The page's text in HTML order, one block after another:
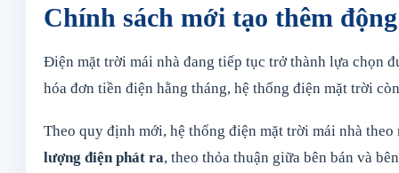
Chính sách mới tạo thêm
Điện mặt trời mái nhà đang tiếp tục trở thành lựa chọn
hóa đơn tiền điện hằng tháng, hệ thống điện mặt trời
Theo quy định mới, hệ thống điện mặt trời mái nhà
lượng điện phát ra, theo thỏa thuận giữa bên bán và